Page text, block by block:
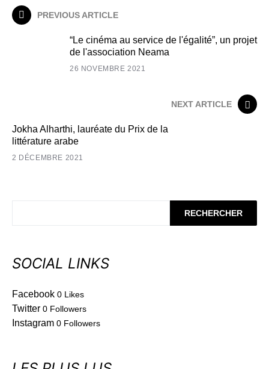
PREVIOUS ARTICLE
“Le cinéma au service de l'égalité”, un projet
de l'association Neama
26 NOVEMBRE 2021
NEXT ARTICLE
Jokha Alharthi, lauréate du Prix de la
littérature arabe
2 DÉCEMBRE 2021
RECHERCHER
SOCIAL LINKS
Facebook 0 Likes
Twitter 0 Followers
Instagram 0 Followers